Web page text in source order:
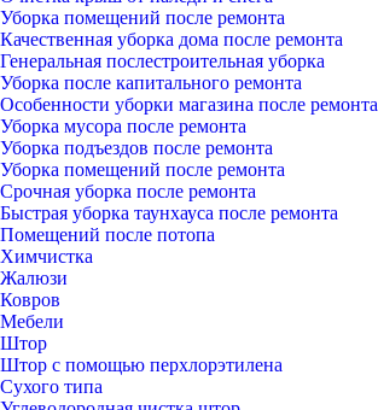
Уборка помещений после ремонта
Качественная уборка дома после ремонта
Генеральная послестроительная уборка
Уборка после капитального ремонта
Особенности уборки магазина после ремонта
Уборка мусора после ремонта
Уборка подъездов после ремонта
Уборка помещений после ремонта
Срочная уборка после ремонта
Быстрая уборка таунхауса после ремонта
Помещений после потопа
Химчистка
Жалюзи
Ковров
Мебели
Штор
Штор с помощью перхлорэтилена
Сухого типа